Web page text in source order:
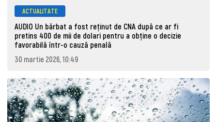
ACTUALITATE
AUDIO Un bărbat a fost reținut de CNA după ce ar fi
pretins 400 de mii de dolari pentru a obține o decizie
favorabilă într-o cauză penală
30 martie 2026, 10:49